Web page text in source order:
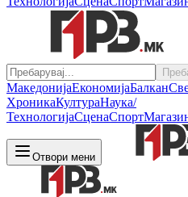
МакедонијаЕкономијаБалкан
ХроникаКултураНаука/
ТехнологијаСценаСпорт
Отвори мени